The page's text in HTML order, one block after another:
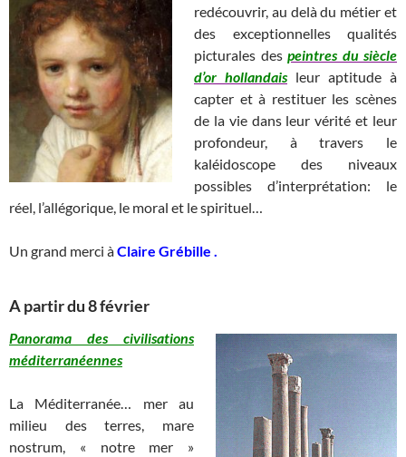
redécouvrir, au delà du métier et
des exceptionnelles qualités
picturales des peintres du siècle
d’or hollandaisleur aptitude à
capter et à restituer les scènes
de la vie dans leur vérité et leur
profondeur, à travers le
kaléidoscope des niveaux
possibles d’interprétation: le
réel, l’allégorique, le moral et le spirituel…
Un grand merci àClaire Grébille .
A partir du 8 février
Panorama des civilisations
méditerranéennes
La Méditerranée… mer au
milieu des terres, mare
nostrum, « notre mer »